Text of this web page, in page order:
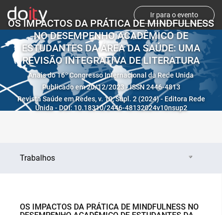
Ir para o evento
OS IMPACTOS DA PRÁTICA DE MINDFULNESS
NO DESEMPENHO ACADÊMICO DE
ESTUDANTES DA ÁREA DA SAÚDE: UMA
REVISÃO INTEGRATIVA DE LITERATURA
Anais do 16º Congresso Internacional da Rede Unida
Publicado em 20/12/2023 - ISSN 2446-4813
Revista Saúde em Redes, v. 10, Supl. 2 (2024) - Editora Rede
Unida - DOI: 10.18310/2446-48132024v10nsup2
Trabalhos
OS IMPACTOS DA PRÁTICA DE MINDFULNESS NO